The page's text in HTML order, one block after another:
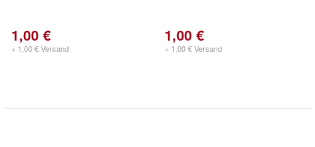
1,00 €
+ 1,00 € Versand
1,00 €
+ 1,00 € Versand